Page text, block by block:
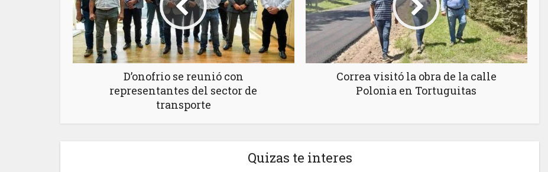
D’onofrio se reunió con
representantes del sector de
transporte
Correa visitó la obra de la calle
Polonia en Tortuguitas
Quizas te interes